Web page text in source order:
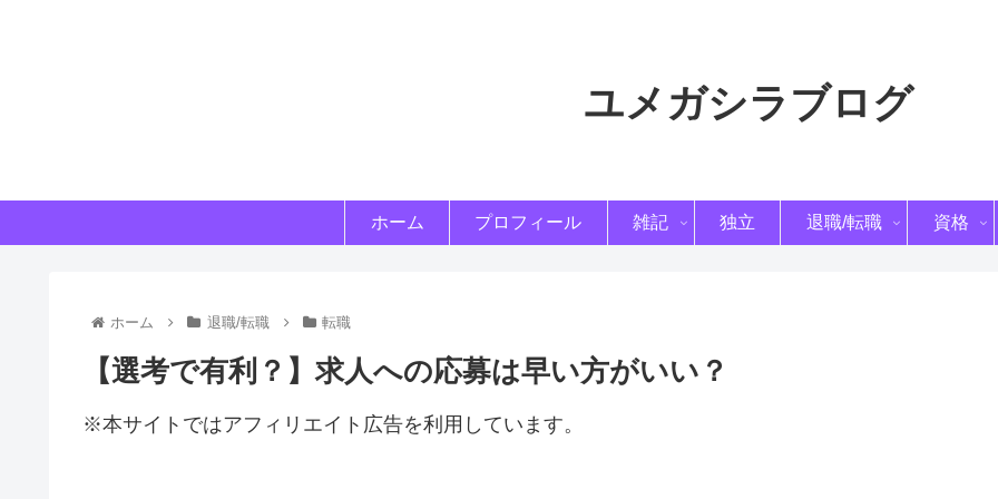
ユメガシラブログ
ホーム プロフィール 雑記 独立 退職/転職 資格
ホーム 退職/転職 転職
【選考で有利？】求人への応募は早い方がいい？
※本サイトではアフィリエイト広告を利用しています。